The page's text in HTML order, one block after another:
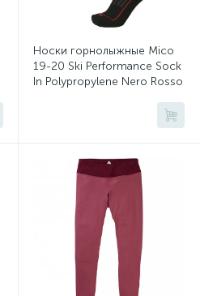
Носки горнолыжные Mico
19-20 Ski Performance Sock
In Polypropylene Nero Rosso